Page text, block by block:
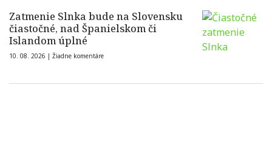
Zatmenie Slnka bude na Slovensku
čiastočné, nad Španielskom či
Islandom úplné
10. 08. 2026 | Žiadne komentáre